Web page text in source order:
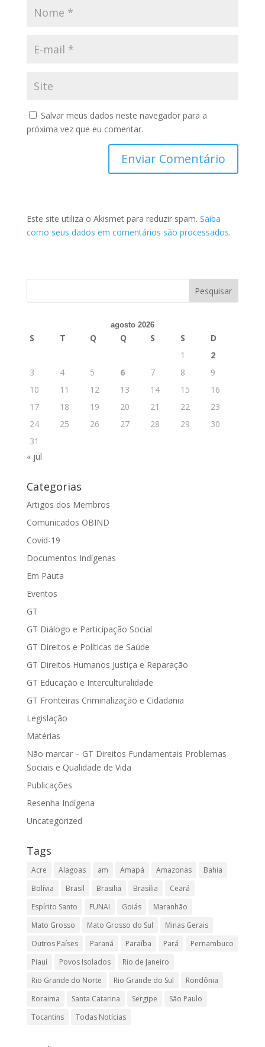
Salvar meus dados neste navegador para a
próxima vez que eu comentar.
Este site utiliza o Akismet para reduzir spam. Saiba
como seus dados em comentários são processados.
agosto 2026
S T Q Q S S
D
1
2
3
4 5 6 7 8
9
10
11 12 13 14 15
16
17
18 19 20 21 22
23
24
25 26 27 28 29
30
31
« jul
Categorias
Artigos dos Membros
Comunicados OBIND
Covid-19
Documentos Indígenas
Em Pauta
Eventos
GT
GT Diálogo e Participação Social
GT Direitos e Políticas de Saúde
GT Direitos Humanos Justiça e Reparação
GT Educação e Interculturalidade
GT Fronteiras Criminalização e Cidadania
Legislação
Matérias
Não marcar – GT Direitos Fundamentais Problemas
Sociais e Qualidade de Vida
Publicações
Resenha Indígena
Uncategorized
Tags
Acre Alagoas am Amapá Amazonas
Bahia
Bolívia
Brasil Brasilia Brasília
Ceará
Espírito Santo
FUNAI Goiás
Maranhão
Mato Grosso
Mato Grosso do Sul
Minas Gerais
Outros Países
Paraná Paraíba Pará
Pernambuco
Piauí
Povos Isolados
Rio de Janeiro
Rio Grande do Norte
Rio Grande do Sul
Rondônia
Roraima
Santa Catarina Sergipe
São Paulo
Tocantins
Todas Notícias